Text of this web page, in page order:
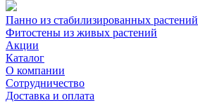
Панно из стабилизированных растений
Фитостены из живых растений
Акции
Каталог
О компании
Сотрудничество
Доставка и оплата